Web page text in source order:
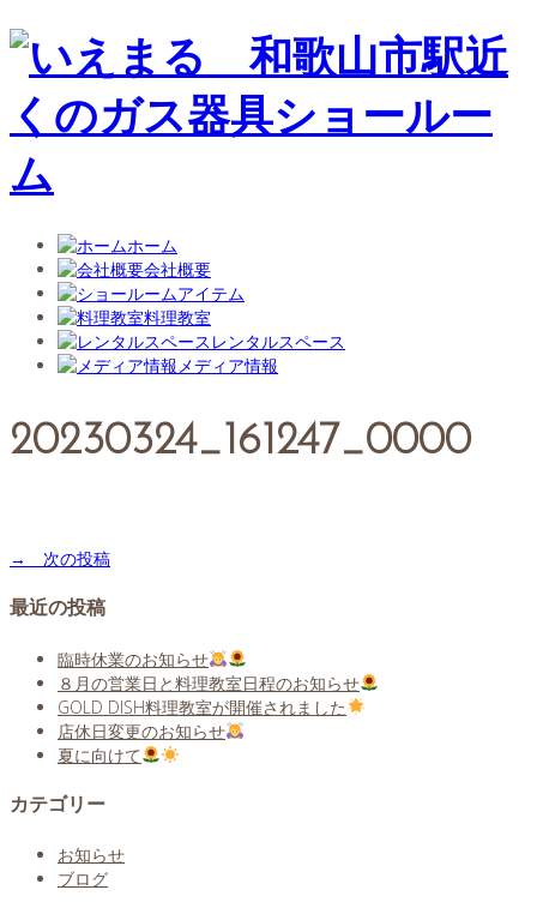
ホーム
会社概要
アイテム
料理教室
レンタルスペース
メディア情報
20230324_161247_0000
→ 次の投稿
最近の投稿
臨時休業のお知らせ
８月の営業日と料理教室日程のお知らせ
GOLD DISH料理教室が開催されました
店休日変更のお知らせ
夏に向けて
カテゴリー
お知らせ
ブログ